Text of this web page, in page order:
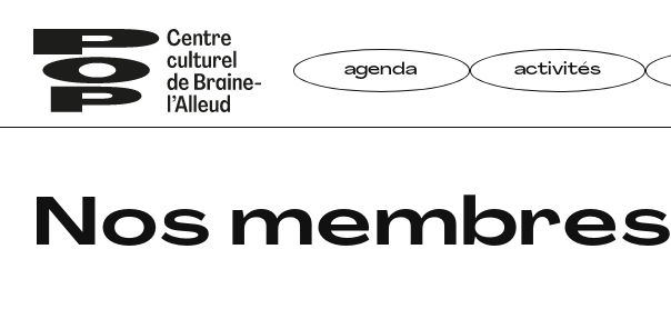
contenu
agenda activités
Nos membres